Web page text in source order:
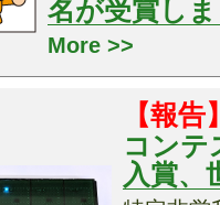
名が受賞し
More >>
【報告
コンテ
入賞、